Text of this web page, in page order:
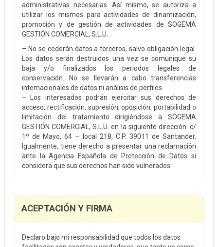
administrativas necesarias. Así mismo, se autoriza a
utilizar los mismos para actividades de dinamización,
promoción y de gestión de actividades de SOGEMA
GESTIÓN COMERCIAL, S.L.U.
– No se cederán datos a terceros, salvo obligación legal.
Los datos serán destruidos una vez se comunique su
baja y/o finalizados los periodos legales de
conservación. No se llevarán a cabo transferencias
internacionales de datos ni análisis de perfiles.
– Los interesados podrán ejercitar sus derechos de
acceso, rectificación, supresión, oposición, portabilidad o
limitación del tratamiento dirigiéndose a SOGEMA
GESTIÓN COMERCIAL, S.L.U. en la siguiente dirección: c/
1º de Mayo, 64 – local 218, C.P. 39011 de Santander.
Igualmente, tiene derecho a presentar una reclamación
ante la Agencia Española de Protección de Datos si
considera que sus derechos han sido vulnerados.
ACEPTACIÓN Y FIRMA
Declaro bajo mi responsabilidad que todos los datos